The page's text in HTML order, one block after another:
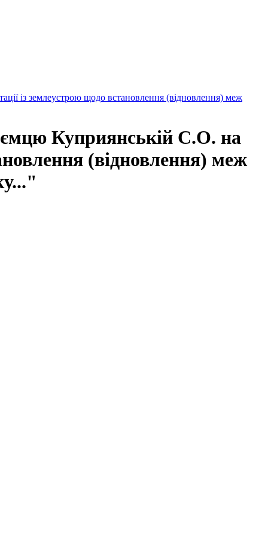
із землеустрою щодо встановлення (відновлення) меж
Куприянській С.О. на
(відновлення) меж